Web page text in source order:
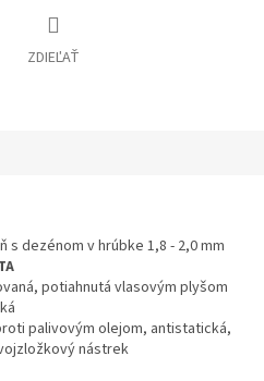
ZDIEĽAŤ
s dezénom v hrúbke 1,8 - 2,0 mm
potiahnutá vlasovým plyšom
palivovým olejom, antistatická,
nástrek